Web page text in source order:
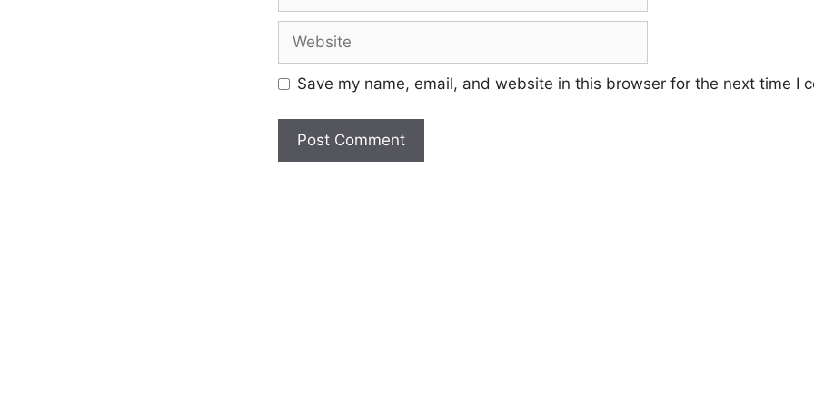
Save my name, email, and website in this browser for the next time I